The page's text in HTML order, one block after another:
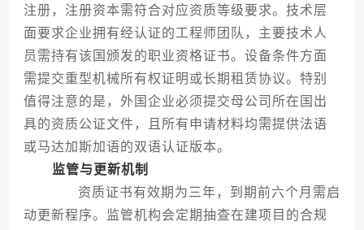
注册，注册资本需符合对应资质等级要求。技术层
面要求企业拥有经认证的工程师团队，主要技术人
员需持有该国颁发的职业资格证书。设备条件方面
需提交重型机械所有权证明或长期租赁协议。特别
值得注意的是，外国企业必须提交母公司所在国出
具的资质公证文件，且所有申请材料均需提供法语
或马达加斯加语的双语认证版本。
监管与更新机制
资质证书有效期为三年，到期前六个月需启
动更新程序。监管机构会定期抽查在建项目的合规